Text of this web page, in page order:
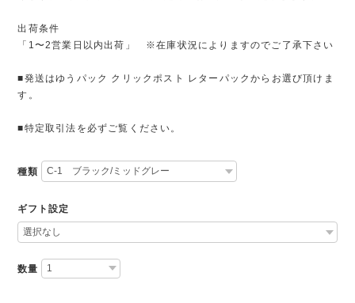
出荷条件
「1〜2営業日以内出荷」 ※在庫状況によりますのでご了承下さい
■発送はゆうパック クリックポスト レターパックからお選び頂けま
す。
■特定取引法を必ずご覧ください。
種類
ギフト設定
数量